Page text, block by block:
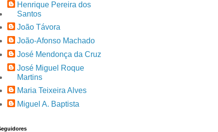
Henrique Pereira dos
Santos
João Távora
João-Afonso Machado
José Mendonça da Cruz
José Miguel Roque
Martins
Maria Teixeira Alves
Miguel A. Baptista